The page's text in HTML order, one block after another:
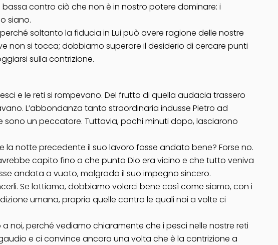
contro ciò che non è in nostro potere dominare: i
siano.
soltanto la fiducia in Lui può avere ragione delle nostre
non si tocca; dobbiamo superare il desiderio di cercare punti
sulla contrizione.
e le reti si rompevano. Del frutto di quella audacia trassero
L’abbondanza tanto straordinaria indusse Pietro ad
sono un peccatore. Tuttavia, pochi minuti dopo, lasciarono
notte precedente il suo lavoro fosse andato bene? Forse no.
capito fino a che punto Dio era vicino e che tutto veniva
andata a vuoto, malgrado il suo impegno sincero.
Se lottiamo, dobbiamo volerci bene così come siamo, con i
umana, proprio quelle contro le quali noi a volte ci
noi, perché vediamo chiaramente che i pesci nelle nostre reti
e ci convince ancora una volta che è la contrizione a